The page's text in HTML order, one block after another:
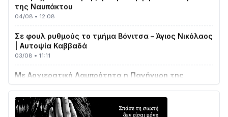
04/08 • 12:08
| Αυτοψία Καββαδά
03/08 • 11:11
Μεταμορφώσεως του Σωτήρος στο Γολέμι
03/08 • 07:45
Ενισχύεται η Πολιτική Προστασία στο Δήμο Αγρινίου
με δύο νέα υδροφόρα οχήματα